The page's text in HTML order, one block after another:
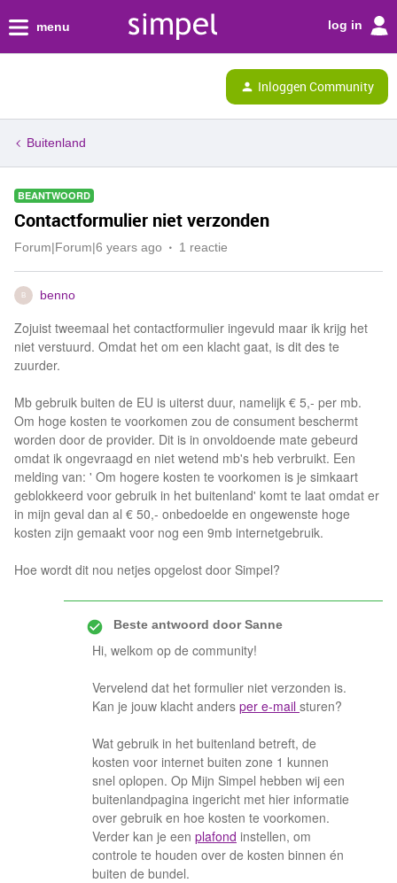
menu log in
Inloggen Community
Buitenland
BEANTWOORD
Contactformulier niet verzonden
Forum|Forum|6 years ago 1 reactie
B benno
Zojuist tweemaal het contactformulier ingevuld maar ik krijg het
niet verstuurd. Omdat het om een klacht gaat, is dit des te
zuurder.
Mb gebruik buiten de EU is uiterst duur, namelijk € 5,- per mb.
Om hoge kosten te voorkomen zou de consument beschermt
worden door de provider. Dit is in onvoldoende mate gebeurd
omdat ik ongevraagd en niet wetend mb's heb verbruikt. Een
melding van: ' Om hogere kosten te voorkomen is je simkaart
geblokkeerd voor gebruik in het buitenland' komt te laat omdat er
in mijn geval dan al € 50,- onbedoelde en ongewenste hoge
kosten zijn gemaakt voor nog een 9mb internetgebruik.
Hoe wordt dit nou netjes opgelost door Simpel?
Beste antwoord doorSanne
Hi, welkom op de community!
Vervelend dat het formulier niet verzonden is.
Kan je jouw klacht anders per e-mail sturen?
Wat gebruik in het buitenland betreft, de
kosten voor internet buiten zone 1 kunnen
snel oplopen. Op Mijn Simpel hebben wij een
buitenlandpagina ingericht met hier informatie
over gebruik en hoe kosten te voorkomen.
Verder kan je een plafond instellen, om
controle te houden over de kosten binnen én
buiten de bundel.